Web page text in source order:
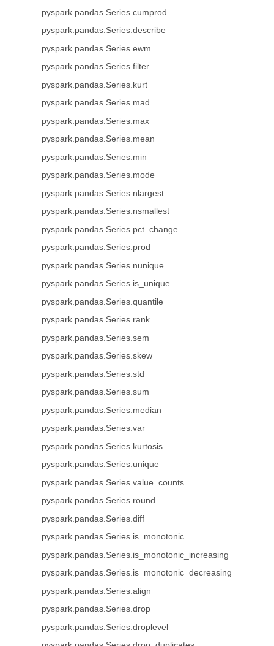
pyspark.pandas.Series.cumprod
pyspark.pandas.Series.describe
pyspark.pandas.Series.ewm
pyspark.pandas.Series.filter
pyspark.pandas.Series.kurt
pyspark.pandas.Series.mad
pyspark.pandas.Series.max
pyspark.pandas.Series.mean
pyspark.pandas.Series.min
pyspark.pandas.Series.mode
pyspark.pandas.Series.nlargest
pyspark.pandas.Series.nsmallest
pyspark.pandas.Series.pct_change
pyspark.pandas.Series.prod
pyspark.pandas.Series.nunique
pyspark.pandas.Series.is_unique
pyspark.pandas.Series.quantile
pyspark.pandas.Series.rank
pyspark.pandas.Series.sem
pyspark.pandas.Series.skew
pyspark.pandas.Series.std
pyspark.pandas.Series.sum
pyspark.pandas.Series.median
pyspark.pandas.Series.var
pyspark.pandas.Series.kurtosis
pyspark.pandas.Series.unique
pyspark.pandas.Series.value_counts
pyspark.pandas.Series.round
pyspark.pandas.Series.diff
pyspark.pandas.Series.is_monotonic
pyspark.pandas.Series.is_monotonic_increasing
pyspark.pandas.Series.is_monotonic_decreasing
pyspark.pandas.Series.align
pyspark.pandas.Series.drop
pyspark.pandas.Series.droplevel